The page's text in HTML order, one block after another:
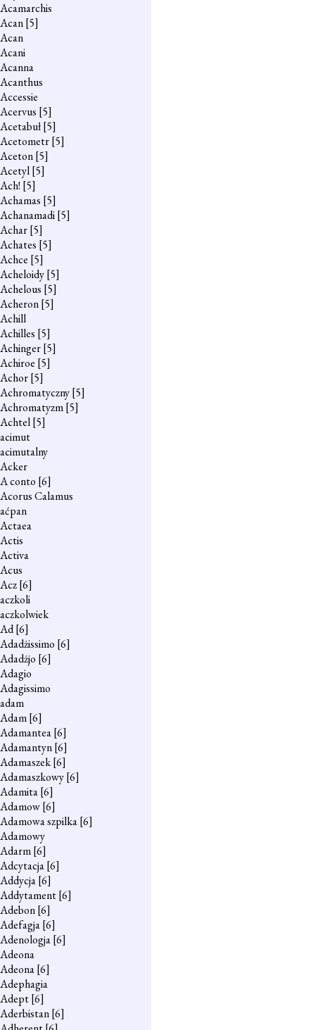
Acamarchis
Acan[5]
Acan
Acani
Acanna
Acanthus
Accessie
Acervus [5]
Acetabuł[5]
Acetometr[5]
Aceton[5]
Acetyl[5]
Ach! [5]
Achamas [5]
Achanamadi[5]
Achar[5]
Achates [5]
Achce [5]
Acheloidy[5]
Achelous [5]
Acheron[5]
Achill
Achilles [5]
Achinger[5]
Achiroe [5]
Achor[5]
Achromatyczny[5]
Achromatyzm[5]
Achtel[5]
acimut
acimutalny
Acker
A conto [6]
Acorus Calamus
aćpan
Actaea
Actis
Activa
Acus
Acz[6]
aczkoli
aczkolwiek
Ad[6]
Adadżissimo [6]
Adadżjo [6]
Adagio
Adagissimo
adam
Adam[6]
Adamantea[6]
Adamantyn[6]
Adamaszek[6]
Adamaszkowy[6]
Adamita[6]
Adamow[6]
Adamowa szpilka[6]
Adamowy
Adarm[6]
Adcytacja[6]
Addycja[6]
Addytament[6]
Adebon[6]
Adefagja[6]
Adenologja[6]
Adeona
Adeona[6]
Adephagia
Adept[6]
Aderbistan[6]